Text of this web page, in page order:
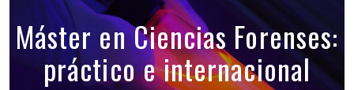
Máster en Ciencias Forenses:
práctico e internacional